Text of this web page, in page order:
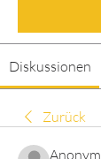
Diskussionen
Zurück
Anonym